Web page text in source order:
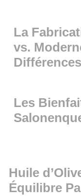
La
vs.
Les
Huile
Équilibre